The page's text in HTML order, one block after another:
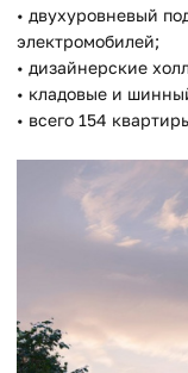
• двухуровневый
электромобилей;
• дизайнерские
• кладовые и
• всего 154